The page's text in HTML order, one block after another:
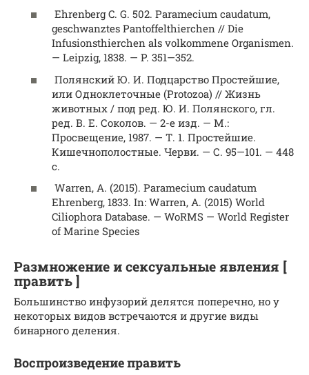
Ehrenberg C. G. 502. Paramecium caudatum,
geschwanztes Pantoffelthierchen // Die
Infusionsthierchen als volkommene Organismen.
— Leipzig, 1838. — P. 351—352.
Полянский Ю. И. Подцарство Простейшие,
или Одноклеточные (Protozoa) // Жизнь
животных / под ред. Ю. И. Полянского, гл.
ред. В. Е. Соколов. — 2-е изд. — М.:
Просвещение, 1987. — Т. 1. Простейшие.
Кишечнополостные. Черви. — С. 95—101. — 448
с.
Warren, A. (2015). Paramecium caudatum
Ehrenberg, 1833. In: Warren, A. (2015) World
Ciliophora Database. — WoRMS — World Register
of Marine Species
Размножение и сексуальные явления [
править ]
Большинство инфузорий делятся поперечно, но у
некоторых видов встречаются и другие виды
бинарного деления.
Воспроизведение править